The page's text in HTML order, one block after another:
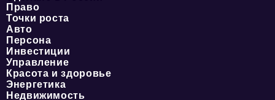
Право
Точки роста
Авто
Персона
Инвестиции
Управление
Красота и здоровье
Энергетика
Недвижимость